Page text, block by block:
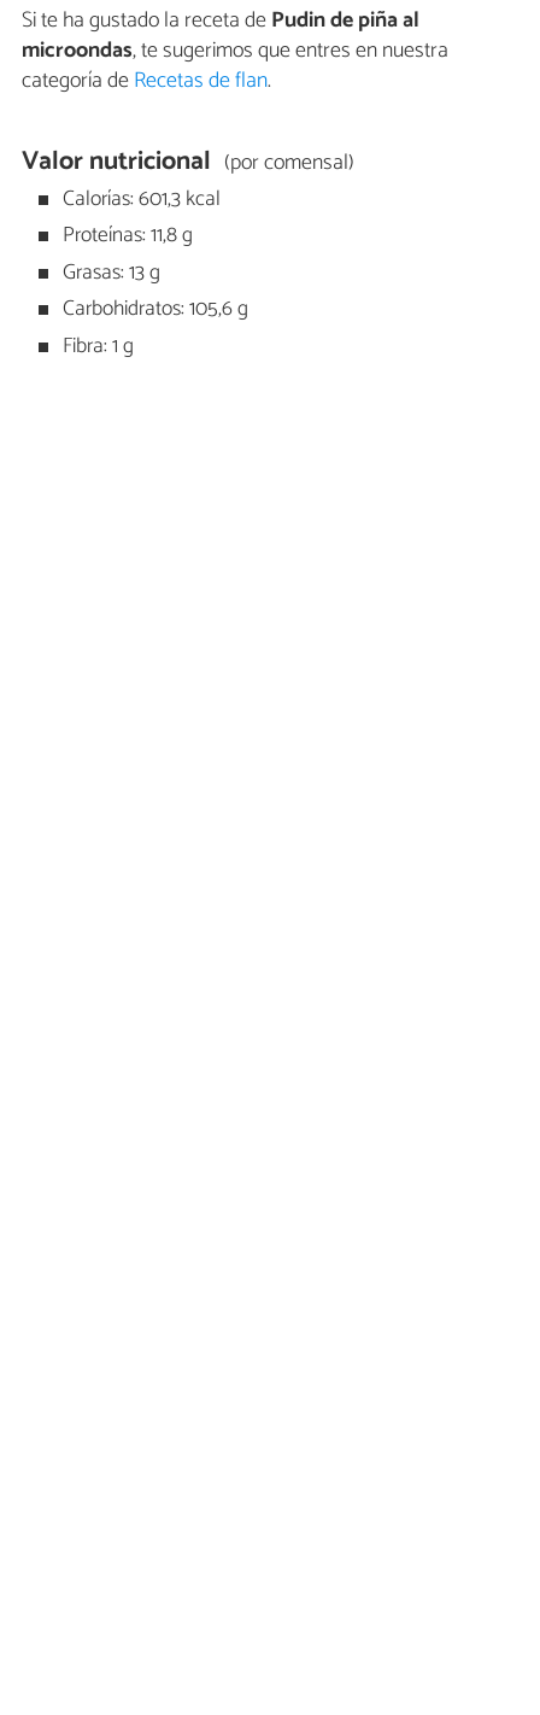
Si te ha gustado la receta dePudin de piña al
microondas, te sugerimos que entres en nuestra
categoría deRecetas de flan.
Valor nutricional (por comensal)
Calorías: 601,3 kcal
Proteínas: 11,8 g
Grasas: 13 g
Carbohidratos: 105,6 g
Fibra: 1 g